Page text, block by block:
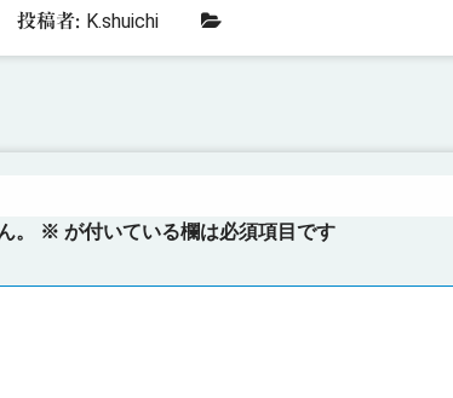
投稿者: K.shuichi
。 ※ が付いている欄は必須項目です